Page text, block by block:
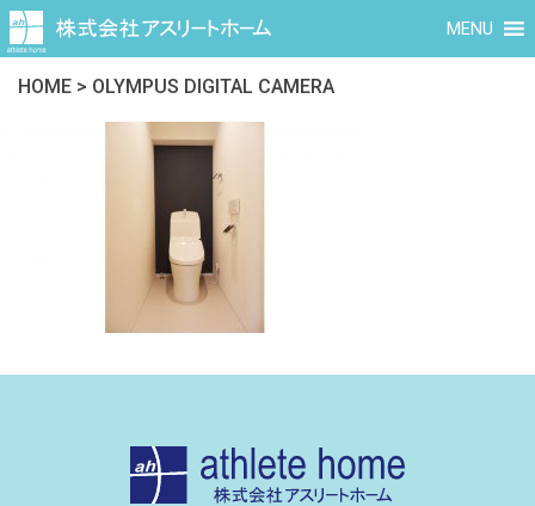
MENU
HOME > OLYMPUS DIGITAL CAMERA